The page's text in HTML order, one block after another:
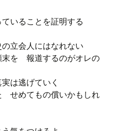
いることを証明する
立会人にはなれない
末を 報道するのがオレの
は逃げていく
せめてもの償いかもしれ